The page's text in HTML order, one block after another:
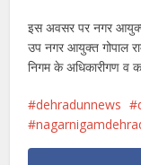
इस अवसर पर नगर
उप नगर आयुक्त गोपाल
निगम के अधिकारीगण व
dehradunnews